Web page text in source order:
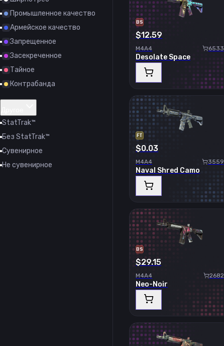
Промышленное качество
Армейское качество
Запрещенное
Засекреченное
Тайное
Контрабанда
StatTrak™
Без StatTrak™
Сувенирное
Не сувенирное
BS
$12.59
M4A4 6533
Desolate Space
FT
$0.03
M4A4 3559
Naval Shred Camo
BS
$29.15
M4A4 2682
Neo-Noir